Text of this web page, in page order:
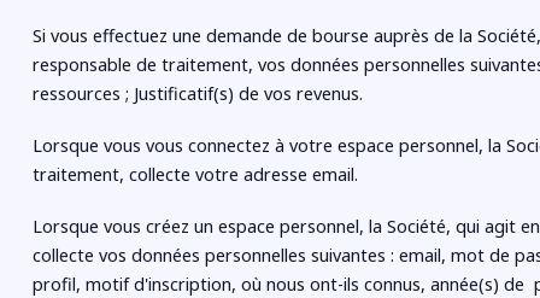
Si vous effectuez une demande de bourse auprès de la
responsable de traitement, vos données personnelles
ressources ; Justificatif(s) de vos revenus.
Lorsque vous vous connectez à votre espace personnel, la
traitement, collecte votre adresse email.
Lorsque vous créez un espace personnel, la Société, qui agit
collecte vos données personnelles suivantes : email, mot de
profil, motif d'inscription, où nous ont-ils connus, année(s) de